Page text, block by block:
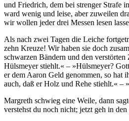
und Friedrich, dem bei strenger Strafe
ward wenig und leise, aber zuweilen
wir wollen jeder drei Messen lesen
Als nach zwei Tagen die Leiche
zehn Kreuze! Wir haben sie doch
schwarzen Bändern und den
Hülsmeyer stiehlt.« – »Hülsmeyer?
er dem Aaron Geld genommen, so hat
auch, daß er Holz und Rehe stiehlt.« –
Margreth schwieg eine Weile, dann
verstehst du noch nicht; jetzt geh in